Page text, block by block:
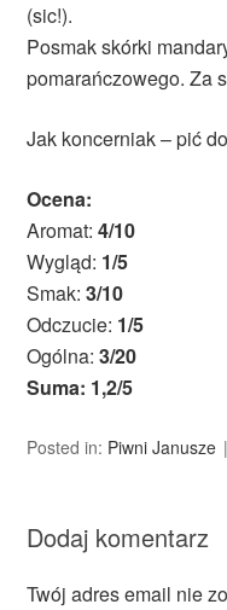
(sic!).
Posmak skórki
pomarańczowego. Za
Jak koncerniak – pić
Ocena:
Aromat:4/10
Wygląd: 1/5
Smak:3/10
Odczucie: 1/5
Ogólna:3/20
Suma: 1,2/5
Posted in: Piwni Janusze
Dodaj komentarz
Twój adres email nie